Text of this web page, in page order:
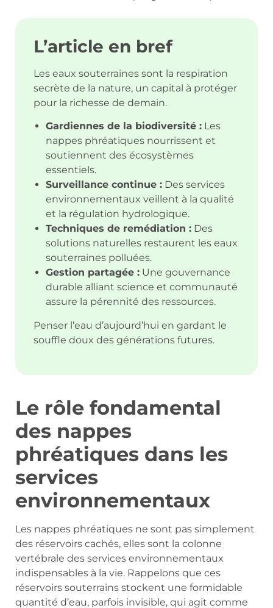
L’article en bref
Les eaux souterraines sont la respiration
secrète de la nature, un capital à protéger
pour la richesse de demain.
Gardiennes de la biodiversité : Les
nappes phréatiques nourrissent et
soutiennent des écosystèmes
essentiels.
Surveillance continue : Des services
environnementaux veillent à la qualité
et la régulation hydrologique.
Techniques de remédiation : Des
solutions naturelles restaurent les eaux
souterraines polluées.
Gestion partagée : Une gouvernance
durable alliant science et communauté
assure la pérennité des ressources.
Penser l’eau d’aujourd’hui en gardant le
souffle doux des générations futures.
Le rôle fondamental
des nappes
phréatiques dans les
services
environnementaux
Les nappes phréatiques ne sont pas simplement
des réservoirs cachés, elles sont la colonne
vertébrale des services environnementaux
indispensables à la vie. Rappelons que ces
réservoirs souterrains stockent une formidable
quantité d’eau, parfois invisible, qui agit comme